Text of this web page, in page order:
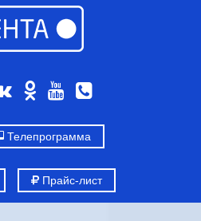
Телепрограмма
Прайс-лист